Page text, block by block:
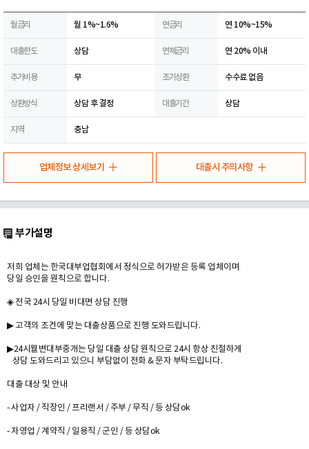
월금리 월 1%~1.6% 연금리 연 10%~15%
대출한도 상담 연체금리 연 20% 이내
추가비용 무 조기상환 수수료 없음
상환방식 상담 후 결정 대출기간 상담
지역 충남
업체정보 상세보기 대출시 주의사항
부가설명
저희 업체는 한국대부업협회에서 정식으로 허가받은 등록 업체이며
당일 승인을 원칙으로 합니다.
◈ 전국 24시 당일 비대면 상담 진행
▶ 고객의 조건에 맞는 대출상품으로 진행 도와드립니다.
▶24시월변대부중개는 당일 대출 상담 원칙으로 24시 항상 친절하게
상담 도와드리고 있으니 부담없이 전화 & 문자 부탁드립니다.
대출 대상 및 안내
- 사업자 / 직장인 / 프리랜서 / 주부 / 무직 / 등 상담ok
- 자영업 / 계약직 / 일용직 / 군인 / 등 상담ok